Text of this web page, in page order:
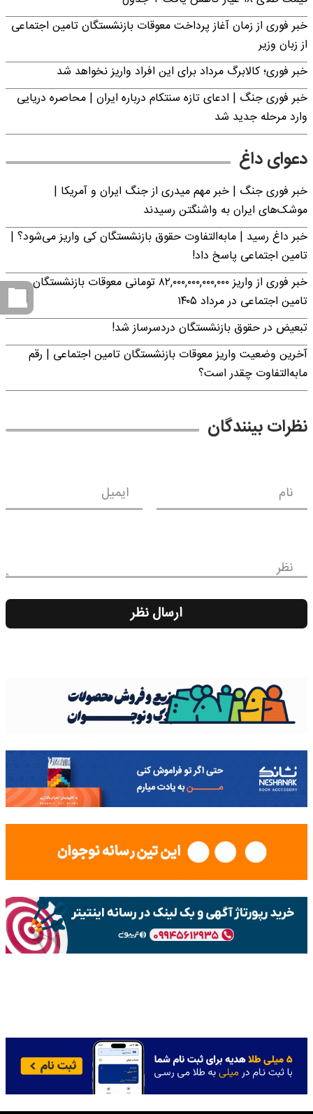
خبر فوری از زمان آغاز پرداخت معوقات بازنشستگان تامین اجتماعی
از زبان وزیر
خبر فوری؛ کالابرگ مرداد برای این افراد واریز نخواهد شد
خبر فوری جنگ | ادعای تازه سنتکام درباره ایران | محاصره دریایی
وارد مرحله جدید شد
دعوای داغ
خبر فوری جنگ | خبر مهم میدری از جنگ ایران و آمریکا |
موشک‌های ایران به واشنگتن رسیدند
خبر داغ رسید | مابه‌التفاوت حقوق بازنشستگان کی واریز می‌شود؟ |
تامین اجتماعی پاسخ داد!
خبر فوری از واریز ۸۲,۰۰۰,۰۰۰,۰۰۰,۰۰۰ تومانی معوقات بازنشستگان
تامین اجتماعی در مرداد ۱۴۰۵
تبعیض در حقوق بازنشستگان دردسرساز شد!
آخرین وضعیت واریز معوقات بازنشستگان تامین اجتماعی | رقم
مابه‌التفاوت چقدر است؟
نظرات بینندگان
نام ایمیل
نظر
ارسال نظر